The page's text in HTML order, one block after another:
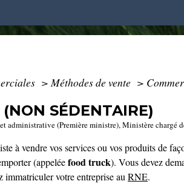
> Méthodes de vente >
SÉDENTAIRE)
administrative (Première ministre), Ministère chargé
à vendre vos services ou vos produits de
(appeléefood truck). Vous devez
votre entreprise au RNE.